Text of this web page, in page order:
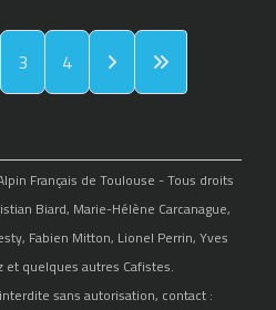
3 4
Français de Toulouse - Tous droits
Biard, Marie-Hélène Carcanague,
Fabien Mitton, Lionel Perrin, Yves
et quelques autres Cafistes.
sans autorisation, contact :